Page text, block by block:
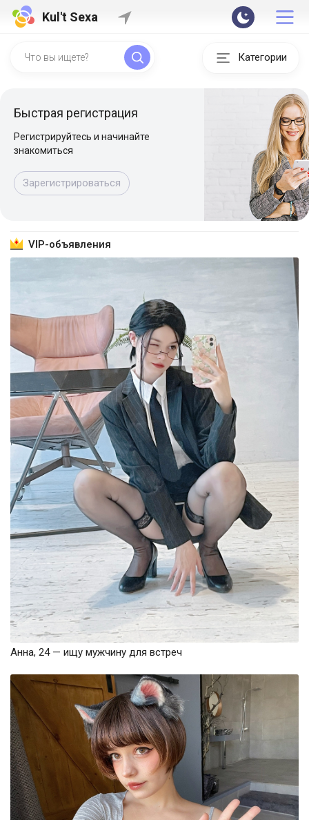
Kul't Sexa
Категории
Быстрая регистрация
Регистрируйтесь и начинайте
знакомиться
Зарегистрироваться
VIP-объявления
Анна, 24 — ищу мужчину для встреч